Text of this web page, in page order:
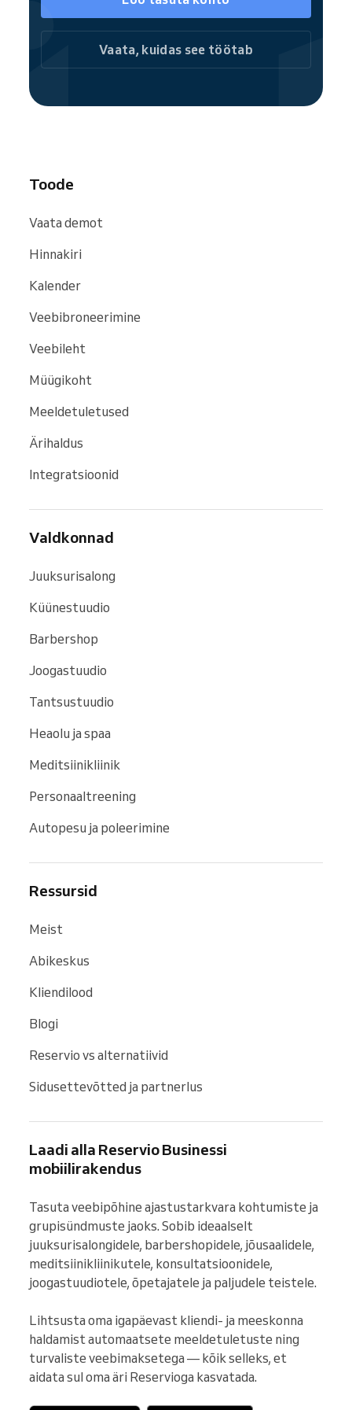
võimalda ajastada üksikteenuseid kohe.
Reservio kogukonna liikmena on sinu
veebikursused kergesti leitavad
sealhulgasGoogle,BingjaFacebook.
Vaata, kuidas see töötab
Toode
Vaata demot
Hinnakiri
Kalender
Veebibroneerimine
Veebileht
Müügikoht
Meeldetuletused
Ärihaldus
Integratsioonid
Valdkonnad
Juuksurisalong
Küünestuudio
Barbershop
Joogastuudio
Tantsustuudio
Heaolu ja spaa
Meditsiinikliinik
Personaaltreening
Autopesu ja poleerimine
Ressursid
Meist
Abikeskus
Kliendilood
Blogi
Reservio vs alternatiivid
Sidusettevõtted ja partnerlus
Laadi alla Reservio Businessi
mobiilirakendus
Tasuta veebipõhine ajastustarkvara kohtumiste ja
grupisündmuste jaoks. Sobib ideaalselt
juuksurisalongidele, barbershopidele, jõusaalidele,
meditsiinikliinikutele, konsultatsioonidele,
joogastuudiotele, õpetajatele ja paljudele teistele.
Lihtsusta oma igapäevast kliendi- ja meeskonna
haldamist automaatsete meeldetuletuste ning
turvaliste veebimaksetega — kõik selleks, et
aidata sul oma äri Reservioga kasvatada.